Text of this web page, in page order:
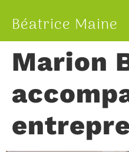
Béatrice Maine
Marion